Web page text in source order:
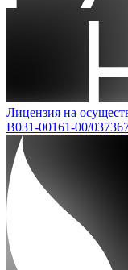
Лицензия на
В031-00161-00/